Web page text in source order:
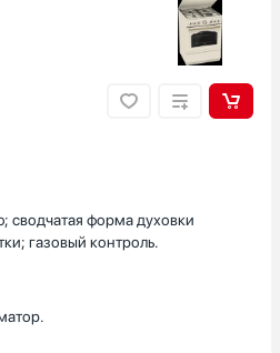
сводчатая форма духовки
газовый контроль.